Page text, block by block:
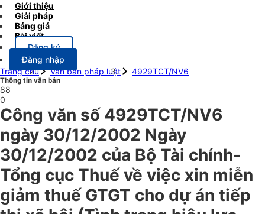
Giới thiệu
Giải pháp
Bảng giá
Bài viết
Đăng ký
Đăng nhập
Trang chủ
Văn bản pháp luật 4929TCT/NV6
Thông tin văn bản
88
0
Công văn số 4929TCT/NV6
ngày 30/12/2002 Ngày
30/12/2002 của Bộ Tài chính-
Tổng cục Thuế về việc xin miễn
giảm thuế GTGT cho dự án tiếp